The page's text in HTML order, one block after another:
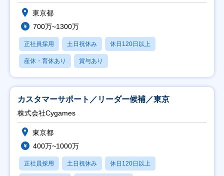
東京都
700万~1300万
正社員採用 土日祝休み 休日120日以上
産休・育休あり 賞与あり
カスタマーサポート／リーダー候補／東京
株式会社Cygames
東京都
400万~1000万
正社員採用 土日祝休み 休日120日以上